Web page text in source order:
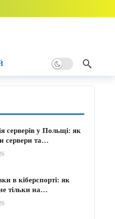
серверів у Польщі: як
сервери та…
в кіберспорті: як
тільки на…